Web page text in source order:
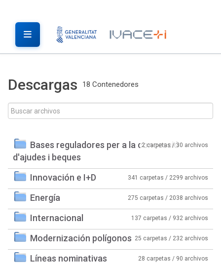
Descargas 18 Contenedores
Bases reguladores per a la concessió
d'ajudes i beques
2 carpetas / 30 archivos
Innovación e I+D 341 carpetas / 2299 archivos
Energía 275 carpetas / 2038 archivos
Internacional 137 carpetas / 932 archivos
Modernización polígonos 25 carpetas / 232 archivos
Líneas nominativas 28 carpetas / 90 archivos